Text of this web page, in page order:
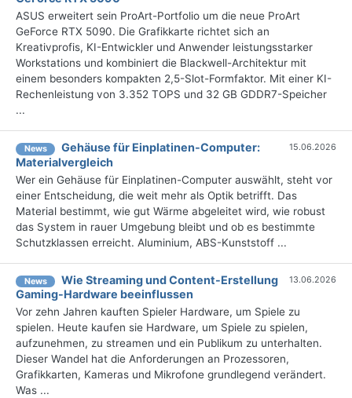
ASUS erweitert sein ProArt-Portfolio um die neue ProArt
GeForce RTX 5090. Die Grafikkarte richtet sich an
Kreativprofis, KI-Entwickler und Anwender leistungsstarker
Workstations und kombiniert die Blackwell-Architektur mit
einem besonders kompakten 2,5-Slot-Formfaktor. Mit einer KI-
Rechenleistung von 3.352 TOPS und 32 GB GDDR7-Speicher
...
News
Gehäuse für Einplatinen-Computer:
Materialvergleich
15.06.2026
Wer ein Gehäuse für Einplatinen-Computer auswählt, steht vor
einer Entscheidung, die weit mehr als Optik betrifft. Das
Material bestimmt, wie gut Wärme abgeleitet wird, wie robust
das System in rauer Umgebung bleibt und ob es bestimmte
Schutzklassen erreicht. Aluminium, ABS-Kunststoff ...
News
Wie Streaming und Content-Erstellung
Gaming-Hardware beeinflussen
13.06.2026
Vor zehn Jahren kauften Spieler Hardware, um Spiele zu
spielen. Heute kaufen sie Hardware, um Spiele zu spielen,
aufzunehmen, zu streamen und ein Publikum zu unterhalten.
Dieser Wandel hat die Anforderungen an Prozessoren,
Grafikkarten, Kameras und Mikrofone grundlegend verändert.
Was ...